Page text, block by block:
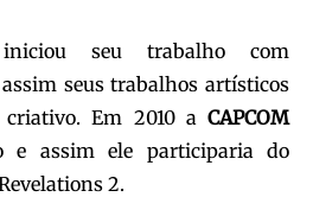
seu trabalho com
seus trabalhos artísticos
Em 2010 a CAPCOM
e assim ele participaria do
2.